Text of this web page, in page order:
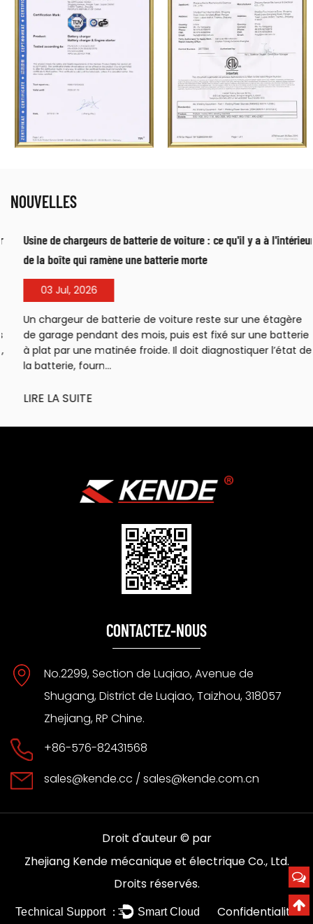
NOUVELLES
Usine de chargeurs de batterie de voiture : ce qu'il y a à l'intérieur
de la boîte qui ramène une batterie morte
03 Jul, 2026
Un chargeur de batterie de voiture reste sur une étagère
de garage pendant des mois, puis est fixé sur une batterie
à plat par une matinée froide. Il doit diagnostiquer l’état de
la batterie, fourn...
LIRE LA SUITE
CONTACTEZ-NOUS
No.2299, Section de Luqiao, Avenue de
Shugang, District de Luqiao, Taizhou, 318057
Zhejiang, RP Chine.
+86-576-82431568
sales@kende.cc / sales@kende.com.cn
Droit d'auteur © par
Zhejiang Kende mécanique et électrique Co., Ltd.
Droits réservés.
Technical Support ： Smart Cloud Confidentialité